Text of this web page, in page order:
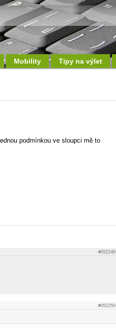
Mobility Tipy na výlet
podmínkou ve sloupci mě to
#052249
#052250